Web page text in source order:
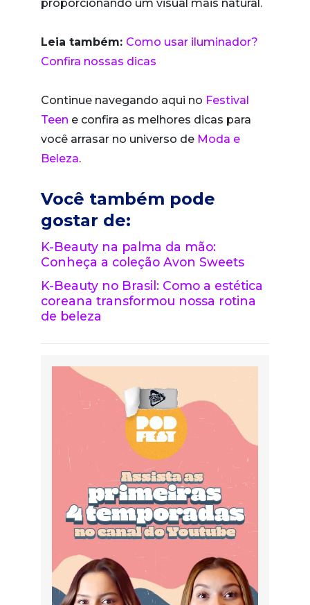
proporcionando um visual mais natural.
Leia também: Como usar iluminador?
Confira nossas dicas
Continue navegando aqui no Festival
Teen e confira as melhores dicas para
você arrasar no universo de Moda e
Beleza.
Você também pode
gostar de:
K-Beauty na palma da mão:
Conheça a coleção Avon Sweets
K-Beauty no Brasil: Como a estética
coreana transformou nossa rotina
de beleza